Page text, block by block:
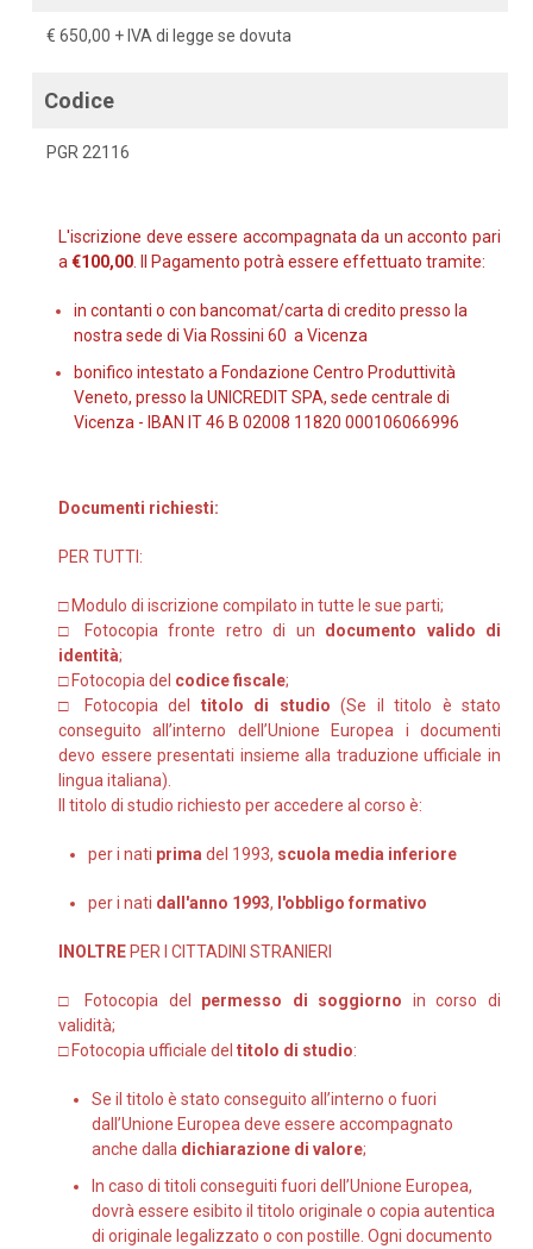
€ 650,00 + IVA di legge se dovuta
Codice
PGR 22116
L'iscrizione deve essere accompagnata da un acconto pari
a €100,00 Il Pagamento potrà essere effettuato tramite:
in contanti o con bancomat/carta di credito presso la
nostra sede di Via Rossini 60 a Vicenza
bonifico intestato a Fondazione Centro Produttività
Veneto, presso la UNICREDIT SPA, sede centrale di
Vicenza - IBAN IT 46 B 02008 11820 000106066996
Documenti richiesti:
PER TUTTI:
□ Modulo di iscrizione compilato in tutte le sue parti;
□ Fotocopia fronte retro di un documento valido di
identità;
□ Fotocopia del codice fiscale;
□ Fotocopia del titolo di studio(Se il titolo è stato
conseguito all’interno dell’Unione Europea i documenti
devo essere presentati insieme alla traduzione ufficiale in
lingua italiana).
Il titolo di studio richiesto per accedere al corso è:
per i nati prima del 1993, scuola media inferiore
per i nati dall'anno 1993, l'obbligo formativo
INOLTREPER I CITTADINI STRANIERI
□ Fotocopia del permesso di soggiorno in corso di
validità;
□ Fotocopia ufficiale del titolo di studio:
Se il titolo è stato conseguito all’interno o fuori
dall’Unione Europea deve essere accompagnato
anche dalla dichiarazione di valore;
In caso di titoli conseguiti fuori dell’Unione Europea,
dovrà essere esibito il titolo originale o copia autentica
di originale legalizzato o con postille. Ogni documento